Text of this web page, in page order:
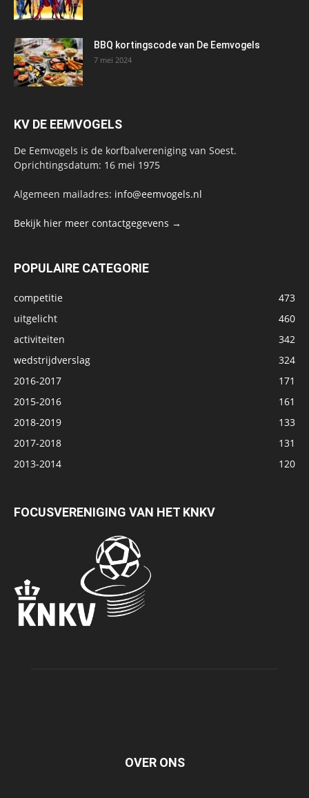
BBQ kortingscode van De Eemvogels
7 mei 2024
KV DE EEMVOGELS
De Eemvogels is de korfbalvereniging van Soest.
Oprichtingsdatum: 16 mei 1975
Algemeen mailadres: info@eemvogels.nl
Bekijk hier meer contactgegevens →
POPULAIRE CATEGORIE
competitie
473
uitgelicht
460
activiteiten
342
wedstrijdverslag
324
2016-2017
171
2015-2016
161
2018-2019
133
2017-2018
131
2013-2014
120
FOCUSVERENIGING VAN HET KNKV
OVER ONS